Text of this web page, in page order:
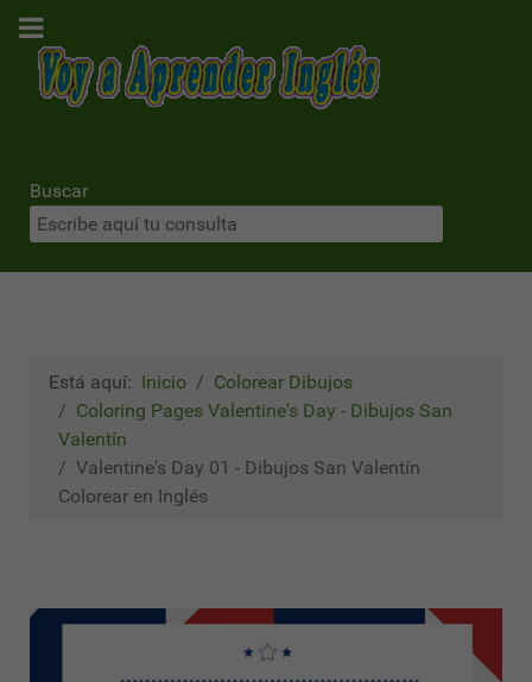
Buscar
Está aquí: Inicio
Colorear Dibujos
Coloring Pages Valentine's Day - Dibujos San
Valentín
Valentine's Day 01 - Dibujos San Valentín
Colorear en Inglés